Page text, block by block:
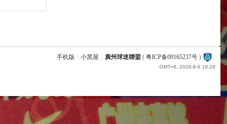
手机版 小黑屋 廣州球迷聯盟 ( 粤ICP备09165237号)
GMT+8, 2026-8-6 19:29